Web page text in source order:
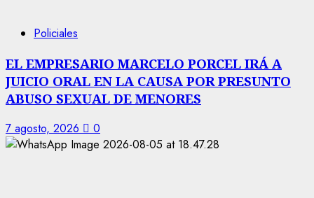
Policiales
EL EMPRESARIO MARCELO PORCEL IRÁ A
JUICIO ORAL EN LA CAUSA POR PRESUNTO
ABUSO SEXUAL DE MENORES
7 agosto, 2026 0